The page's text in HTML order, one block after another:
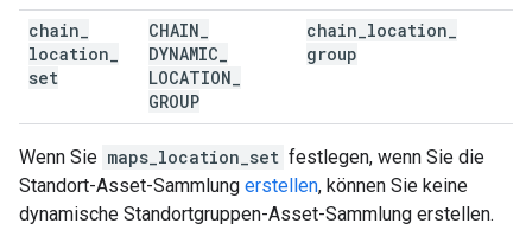
chain
location
set
CHAIN
DYNAMIC
LOCATION
GROUP
chain location
group
Wenn Sie maps_location_set festlegen, wenn Sie die
Standort-Asset-Sammlung erstellen, können Sie keine
dynamische Standortgruppen-Asset-Sammlung erstellen.